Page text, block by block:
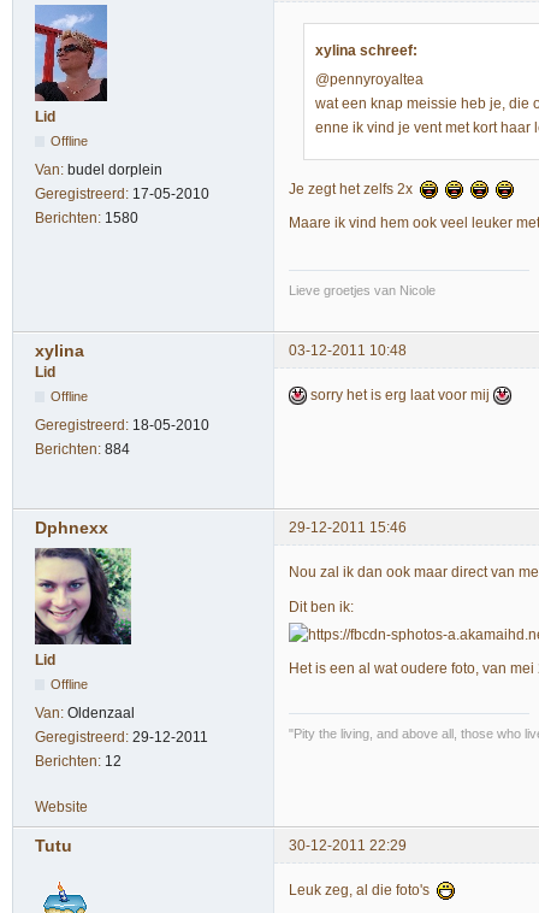
Lid
Offline
Van: budel dorplein
Geregistreerd: 17-05-2010
Berichten: 1580
xylina schreef:
@pennyroyaltea
wat een knap meissie heb je, die
enne ik vind je vent met kort haar
Je zegt het zelfs 2x
Maare ik vind hem ook veel leuker
Lieve groetjes van Nicole
xylina
03-12-2011 10:48
Lid
Offline
Geregistreerd: 18-05-2010
Berichten: 884
sorry het is erg laat voor mij
Dphnexx 29-12-2011 15:46
Lid
Offline
Van: Oldenzaal
Geregistreerd: 29-12-2011
Berichten: 12
Nou zal ik dan ook maar direct van
Dit ben ik:
Het is een al wat oudere foto, van
"Pity the living, and above all, those who
Website
Tutu 30-12-2011 22:29
Leuk zeg, al die foto's